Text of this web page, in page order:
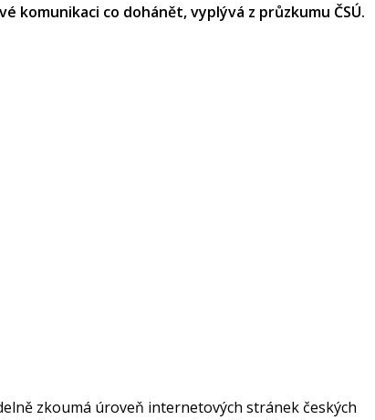
o
o
komunikaci co dohánět, vyplývá z průzkumu ČSÚ.
zkoumá úroveň internetových stránek českých